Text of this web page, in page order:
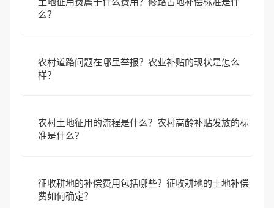
么？
农村道路问题在哪里举报？农业补贴的现状是怎么
样？
农村土地征用的流程是什么？农村高龄补贴发放的标
准是什么？
征收耕地的补偿费用包括哪些？征收耕地的土地补偿
费如何确定？